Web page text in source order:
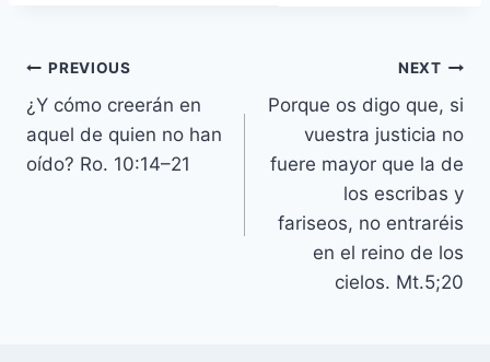
PREVIOUS
¿Y cómo creerán en
aquel de quien no han
oído? Ro. 10:14–21
NEXT
Porque os digo que, si
vuestra justicia no
fuere mayor que la de
los escribas y
fariseos, no entraréis
en el reino de los
cielos. Mt.5;20